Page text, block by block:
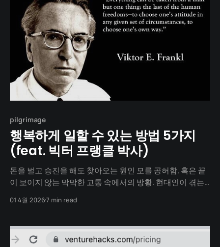
pilgrimage
행복하게 일할 수 있는 방법 5가지
(feat. 빅터 프랭클 박사)
돈을 벌고 승진을 해도 찾아오는 원인 모를 공허함. 혹은 끝
이 보이지 않는 막막한 고통 속에서의 방황. 현대인이 겪는
미'가 없기 때문입니다. 어떻게 살아야 할지 막막하다면, 행
침반이 되주리라 생각됩니다. 죽음의
01 4월 20267 min read